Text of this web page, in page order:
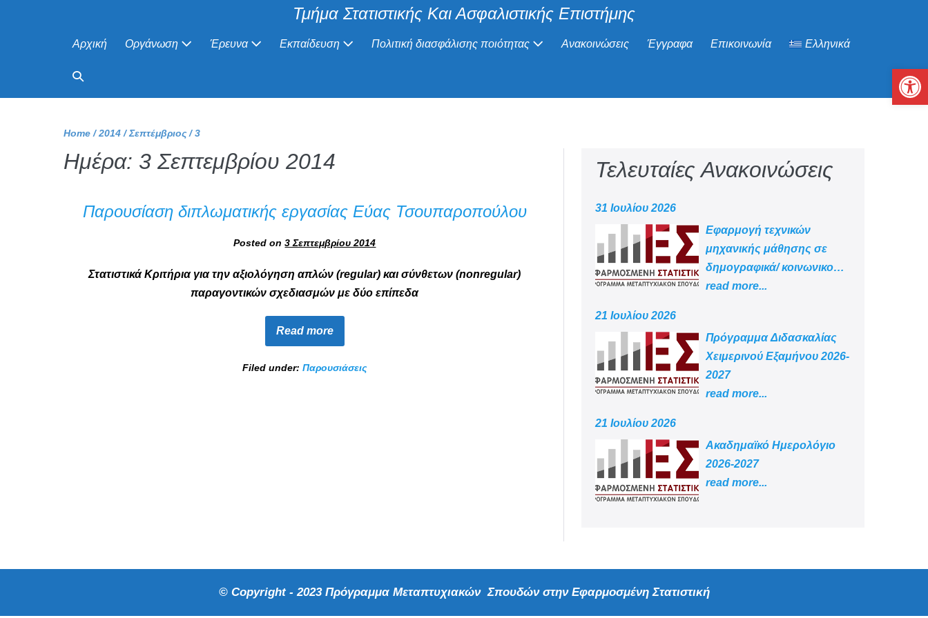
Τμήμα Στατιστικής Και Ασφαλιστικής Επιστήμης
Αρχική Οργάνωση Έρευνα Εκπαίδευση Πολιτική διασφάλισης ποιότητας Ανακοινώσεις Έγγραφα Επικοινωνία Ελληνικά
Home /2014 /Σεπτέμβριος /3
Ημέρα: 3 Σεπτεμβρίου 2014
Παρουσίαση διπλωματικής εργασίας Εύας Τσουπαροπούλου
Posted on 3 Σεπτεμβρίου 2014
Στατιστικά Κριτήρια για την αξιολόγηση απλών (regular) και σύνθετων (nonregular)
παραγοντικών σχεδιασμών με δύο επίπεδα
Read more
Filed under: Παρουσιάσεις
Τελευταίες Ανακοινώσεις
31 Ιουλίου 2026
Εφαρμογή τεχνικών
μηχανικής μάθησης σε
δημογραφικά/ κοινωνικο
-οικονομικά δεδομένα
read more...
21 Ιουλίου 2026
Πρόγραμμα Διδασκαλίας
Χειμερινού Εξαμήνου 2026-
2027
read more...
21 Ιουλίου 2026
Aκαδημαϊκό Ημερολόγιο
2026-2027
read more...
© Copyright - 2023 Πρόγραμμα Μεταπτυχιακών Σπουδών στην Εφαρμοσμένη Στατιστική